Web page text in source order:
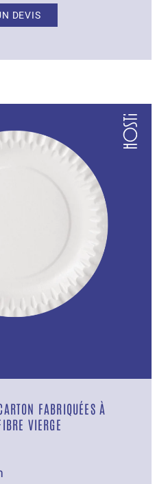
DEVIS
FABRIQUÉES À
VIERGE